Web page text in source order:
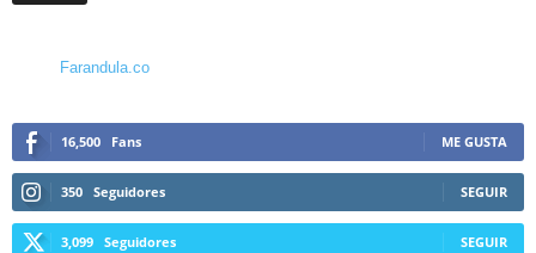
Farandula.co
16,500 Fans ME GUSTA
350 Seguidores SEGUIR
3,099 Seguidores SEGUIR